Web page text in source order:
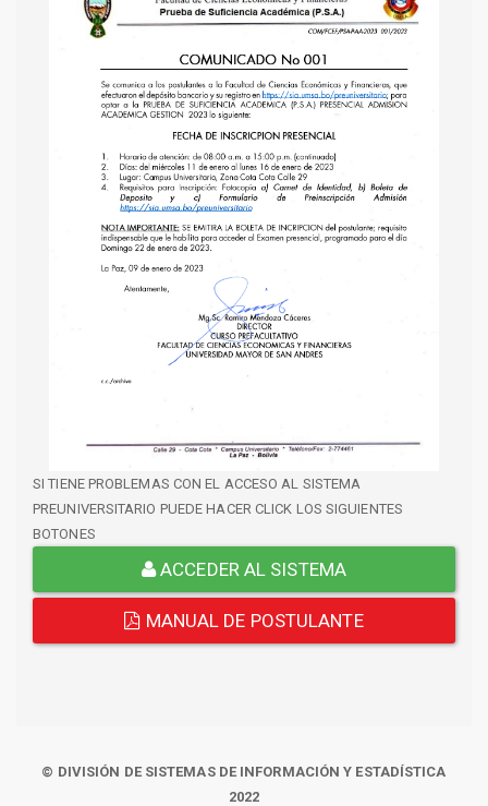
SI TIENE PROBLEMAS CON EL ACCESO AL SISTEMA
PREUNIVERSITARIO PUEDE HACER CLICK LOS SIGUIENTES
BOTONES
ACCEDER AL SISTEMA
MANUAL DE POSTULANTE
© DIVISIÓN DE SISTEMAS DE INFORMACIÓN Y ESTADÍSTICA
2022